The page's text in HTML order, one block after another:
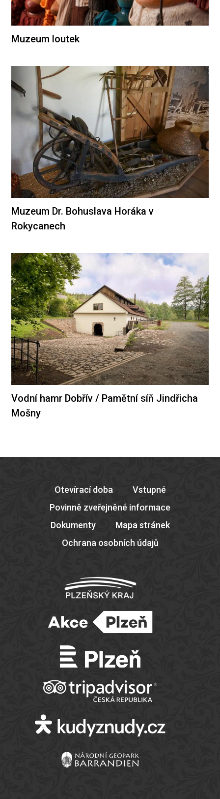
Muzeum loutek
Muzeum Dr. Bohuslava Horáka v
Rokycanech
Vodní hamr Dobřív / Pamětní síň Jindřicha
Mošny
Otevírací doba
Vstupné
Povinně zveřejněné informace
Dokumenty
Mapa stránek
Ochrana osobních údajů